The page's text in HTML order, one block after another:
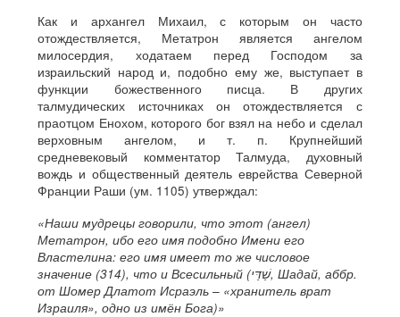
Как и архангел Михаил, с которым он часто
отождествляется, Метатрон является ангелом
милосердия, ходатаем перед Господом за
израильский народ и, подобно ему же, выступает в
функции божественного писца. В других
талмудических источниках он отождествляется с
праотцом Енохом, которого бог взял на небо и сделал
верховным ангелом, и т. п. Крупнейший
средневековый комментатор Талмуда, духовный
вождь и общественный деятель еврейства Северной
Франции Раши (ум. 1105) утверждал:
«Наши мудрецы говорили, что этот (ангел)
Метатрон, ибо его имя подобно Имени его
Властелина: его имя имеет то же числовое
значение (314), что и Всесильный (שַׁדַּי, Шадай, аббр.
от Шомер Длатот Исраэль – «хранитель врат
Израиля», одно из имён Бога)»